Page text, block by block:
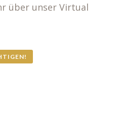
über unser Virtual